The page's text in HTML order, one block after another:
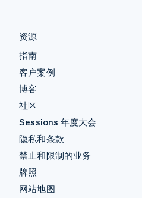
资源
指南
客户案例
博客
社区
Sessions 年度大会
隐私和条款
禁止和限制的业务
牌照
网站地图